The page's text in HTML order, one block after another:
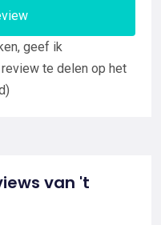
geef ik
te delen op het
van 't